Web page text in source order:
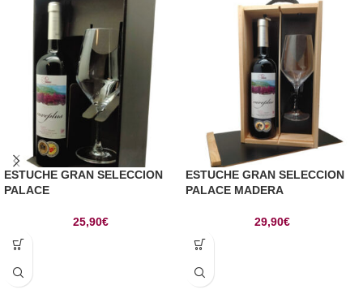
ESTUCHE GRAN SELECCION
PALACE
25,90€
ESTUCHE GRAN SELECCION
PALACE MADERA
29,90€